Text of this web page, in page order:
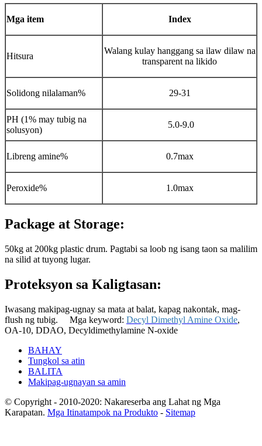
Mga item Index
Hitsura
Walang kulay hanggang sa ilaw dilaw na
transparent na likido
Solidong nilalaman% 29-31
PH (1% may tubig na
solusyon)
5.0-9.0
Libreng amine% 0.7max
Peroxide% 1.0max
Package at Storage:
50kg at 200kg plastic drum. Pagtabi sa loob ng isang taon sa malilim
na silid at tuyong lugar.
Proteksyon sa Kaligtasan:
Iwasang makipag-ugnay sa mata at balat, kapag nakontak, mag-
flush ng tubig.
Mga keyword: Decyl Dimethyl Amine Oxide,
OA-10, DDAO, Decyldimethylamine N-oxide
BAHAY
Tungkol sa atin
BALITA
Makipag-ugnayan sa amin
© Copyright - 2010-2020: Nakareserba ang Lahat ng Mga
Karapatan. Mga Itinatampok na Produkto - Sitemap